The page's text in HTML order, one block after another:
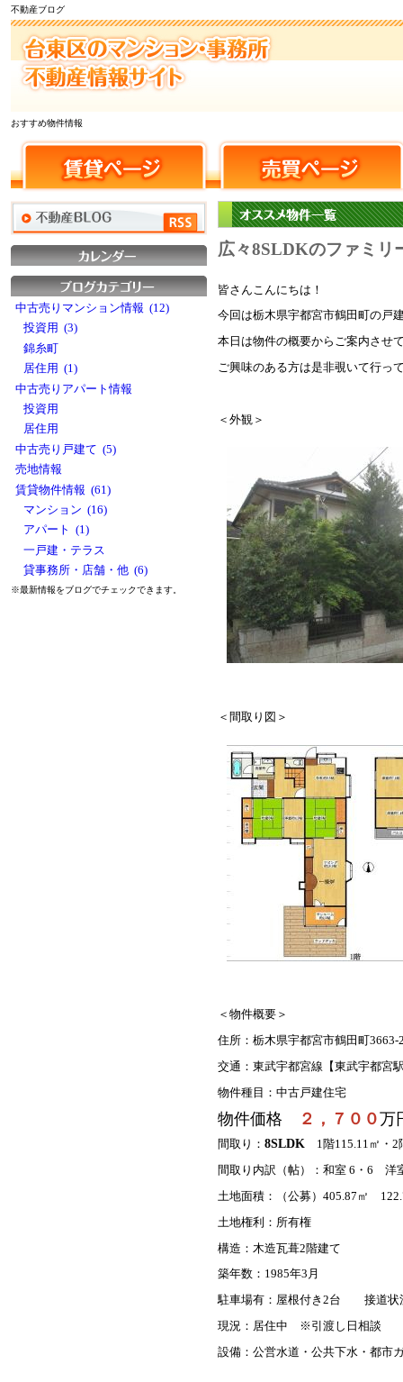
不動産ブログ
おすすめ物件情報
広々8SLDKのファミリ
皆さんこんにちは！
今回は栃木県宇都宮市鶴田町の戸
本日は物件の概要からご案内させ
ご興味のある方は是非覗いて行っ
＜外観＞
＜間取り図＞
＜物件概要＞
住所：栃木県宇都宮市鶴田町3663-
交通：東武宇都宮線【東武宇都宮
物件種目：中古戸建住宅
物件価格 ２，７００万
間取り： 8SLDK 1階115.11㎡・2
間取り内訳（帖）：和室 6・6
土地面積：（公募）405.87㎡
土地権利：所有権
構造：木造瓦葺2階建て
築年数：1985年3月
駐車場有：屋根付き2台 接道状
現況：居住中 ※引渡し日相談
設備：公営水道・公共下水・都市
中古売りマンション情報 (12)
投資用 (3)
錦糸町
居住用 (1)
中古売りアパート情報
投資用
居住用
中古売り戸建て (5)
売地情報
賃貸物件情報 (61)
マンション (16)
アパート (1)
一戸建・テラス
貸事務所・店舗・他 (6)
※最新情報をブログでチェックできます。